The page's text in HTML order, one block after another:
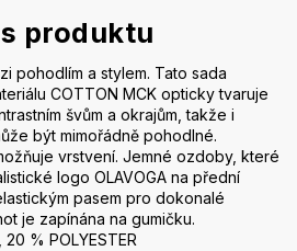
produktu
pohodlím a stylem. Tato sada
COTTON MCK opticky tvaruje
švům a okrajům, takže i
být mimořádně pohodlné.
vrstvení. Jemné ozdoby, které
logo OLAVOGA na přední
pasem pro dokonalé
je zapínána na gumičku.
% POLYESTER